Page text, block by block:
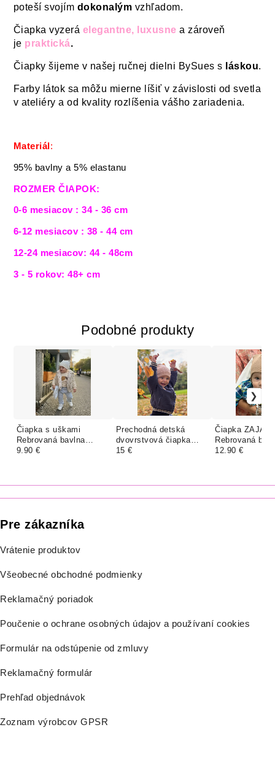
poteší svojím dokonalým vzhľadom.
Čiapka vyzerá elegantne, luxusne a zároveň
je praktická.
Čiapky šijeme v našej ručnej dielni BySues s láskou.
Farby látok sa môžu mierne líšiť v závislosti od svetla
v ateliéry a od kvality rozlíšenia vášho zariadenia.
Materiál :
95% bavlny a 5% elastanu
ROZMER ČIAPOK:
0-6 mesiacov : 34 - 36 cm
6-12 mesiacov : 38 - 44 cm
12-24 mesiacov: 44 - 48cm
3 - 5 rokov: 48+ cm
Podobné produkty
Čiapka s uškami
Rebrovaná bavlna
jednorstvová,
9.90 €
Prechodná detská
dvovrstvová čiapka
Rebrovaná bavlna,
15 €
Čiapka
Rebrovaná
CAPPUCCINO
12.90 €
Pre zákazníka
Vrátenie produktov
Všeobecné obchodné podmienky
Reklamačný poriadok
Poučenie o ochrane osobných údajov a používaní cookies
Formulár na odstúpenie od zmluvy
Reklamačný formulár
Prehľad objednávok
Zoznam výrobcov GPSR